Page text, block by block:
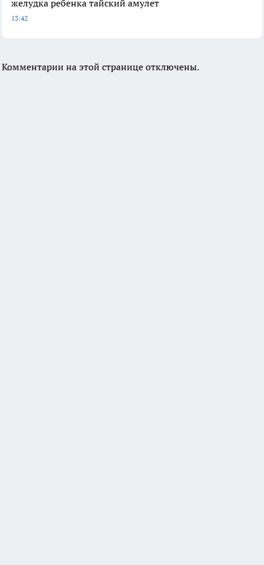
желудка ребенка тайский амулет
13:42
Комментарии на этой странице отключены.